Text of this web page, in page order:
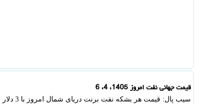
قیمت جهانی نفت امروز 1405، 4، 6